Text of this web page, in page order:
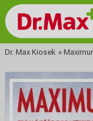
Dr. Max Kiosek »